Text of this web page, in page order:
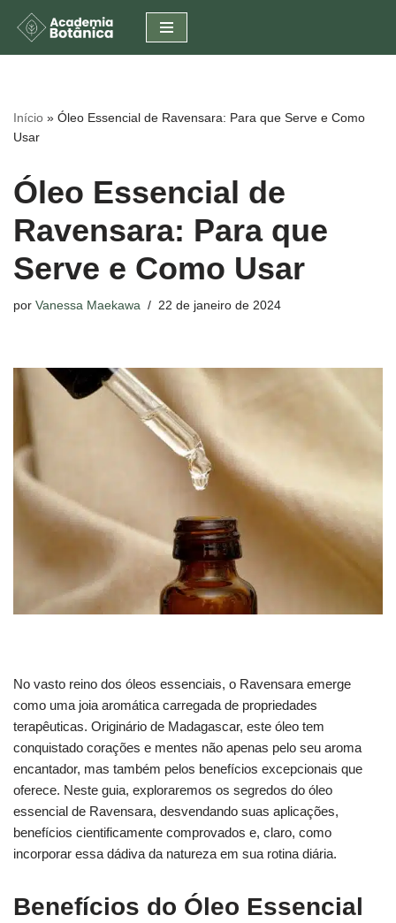
Pular
conteúdo
Início » Óleo Essencial de Ravensara: Para que Serve e Como
Usar
Óleo Essencial de
Ravensara: Para que
Serve e Como Usar
por Vanessa Maekawa 22 de janeiro de 2024
No vasto reino dos óleos essenciais, o Ravensara emerge
como uma joia aromática carregada de propriedades
terapêuticas. Originário de Madagascar, este óleo tem
conquistado corações e mentes não apenas pelo seu aroma
encantador, mas também pelos benefícios excepcionais que
oferece. Neste guia, exploraremos os segredos do óleo
essencial de Ravensara, desvendando suas aplicações,
benefícios cientificamente comprovados e, claro, como
incorporar essa dádiva da natureza em sua rotina diária.
Benefícios do Óleo Essencial